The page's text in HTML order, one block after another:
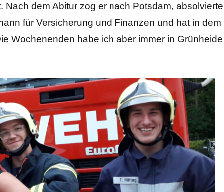
Nach dem Abitur zog er nach Potsdam, absolvierte
für Versicherung und Finanzen und hat in dem
Wochenenden habe ich aber immer in Grünheide